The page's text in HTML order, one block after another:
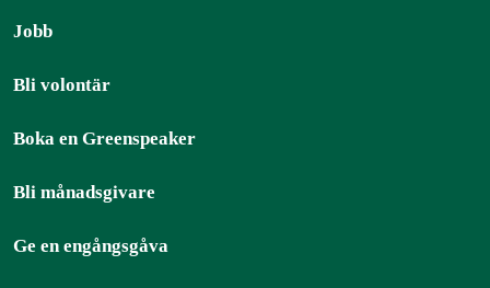
Jobb
Bli volontär
Boka en Greenspeaker
Bli månadsgivare
Ge en engångsgåva